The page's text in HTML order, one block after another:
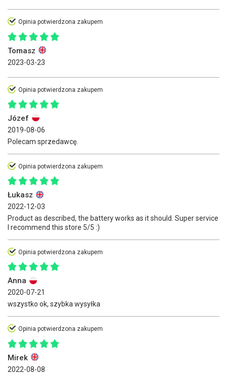
Opinia potwierdzona zakupem
Tomasz
2023-03-23
Opinia potwierdzona zakupem
Józef
2019-08-06
Polecam sprzedawcę.
Opinia potwierdzona zakupem
Łukasz
2022-12-03
Product as described, the battery works as it should. Super service
I recommend this store 5/5 :)
Opinia potwierdzona zakupem
Anna
2020-07-21
wszystko ok, szybka wysyłka
Opinia potwierdzona zakupem
Mirek
2022-08-08